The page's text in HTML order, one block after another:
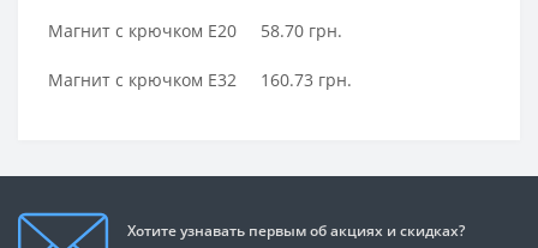
Магнит с крючком E20 58.70 грн.
Магнит с крючком E32 160.73 грн.
Хотите узнавать первым об акциях и скидках?